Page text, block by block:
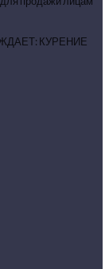
КУРЕНИЕ